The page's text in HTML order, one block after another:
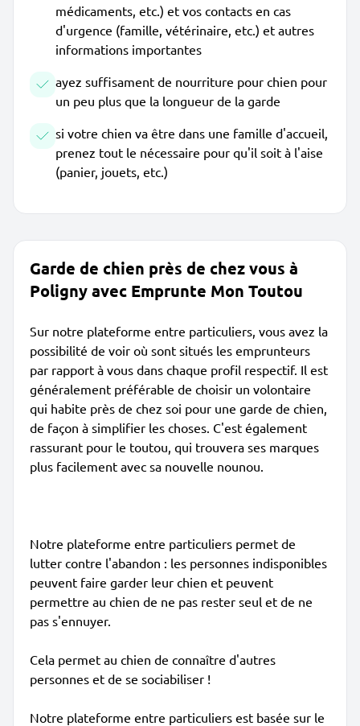
médicaments, etc.) et vos contacts en cas
d'urgence (famille, vétérinaire, etc.) et autres
informations importantes
ayez suffisament de nourriture pour chien pour
un peu plus que la longueur de la garde
si votre chien va être dans une famille d'accueil,
prenez tout le nécessaire pour qu'il soit à l'aise
(panier, jouets, etc.)
Garde de chien près de chez vous à
Poligny avec Emprunte Mon Toutou
Sur notre plateforme entre particuliers, vous avez la
possibilité de voir où sont situés les emprunteurs
par rapport à vous dans chaque profil respectif. Il est
généralement préférable de choisir un volontaire
qui habite près de chez soi pour une garde de chien,
de façon à simplifier les choses. C'est également
rassurant pour le toutou, qui trouvera ses marques
plus facilement avec sa nouvelle nounou.
Notre plateforme entre particuliers permet de
lutter contre l'abandon : les personnes indisponibles
peuvent faire garder leur chien et peuvent
permettre au chien de ne pas rester seul et de ne
pas s'ennuyer.
Cela permet au chien de connaître d'autres
personnes et de se sociabiliser !
Notre plateforme entre particuliers est basée sur le